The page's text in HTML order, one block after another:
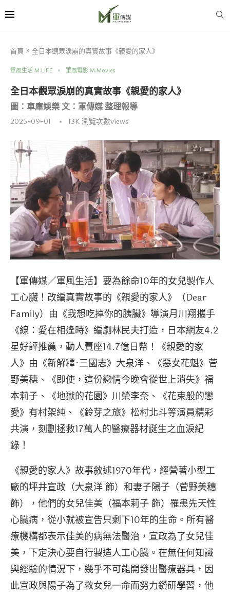
首頁 » 全日本觀眾淚崩的真實故事《親愛的家人》
軍風生活 M.LIFE 軍風電影 M.Movies
全日本觀眾淚崩的真實故事《親愛的家人》
圖：車庫娛樂 文：軍傳媒 整理報導
2025-09-01 13K瀏覽次數views
【軍傳媒／軍風生活】要為餘命10年的女兒製作人
工心臟！改編真實故事的《親愛的家人》（Dear
Family）由《我想吃掉你的胰臟》導演月川翔攜手
《線：愛在相逢時》編劇林民夫打造，日本網友4.2
星好評推薦，動人賣座14.7億日幣！《親愛的家
人》由《新解釋·三國志》大泉洋、《惡女花魁》菅
野美穗、《即使，這份戀情今晚會從世上消失》福
本莉子、《地獄的花園》川榮李奈、《花束般的戀
愛》有村架純、《鈴芽之旅》松村北斗等演員精彩
共演，刻劃拯救17萬人的醫療器材誕生之血淚紀
錄！
《親愛的家人》故事敘述1970年代，經營著小型工
廠的坪井宣政（大泉洋 飾）和妻子陽子（菅野美穗
飾），他們的女兒佳美（福本莉子 飾）罹患先天性
心臟病，從小就被宣告只剩下10年的生命。所有醫
療機構都表示佳美的病無法醫治，宣政為了女兒佳
美，下定決心要自行製造人工心臟。在無任何知識
與經驗的情況下，幾乎不可能開發出醫療器具，因
此宣政與陽子為了救女兒一命而努力鑽研學習，他